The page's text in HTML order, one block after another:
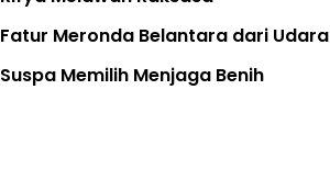
Fatur Meronda Belantara dari Udara
Suspa Memilih Menjaga Benih